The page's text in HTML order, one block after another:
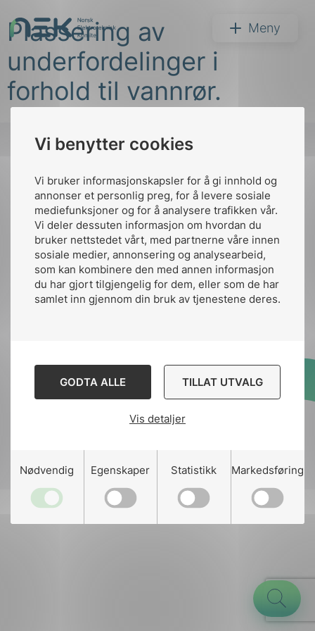
Vi benytter cookies
Vi bruker informasjonskapsler for å gi innhold og
annonser et personlig preg, for å levere sosiale
mediefunksjoner og for å analysere trafikken vår.
Vi deler dessuten informasjon om hvordan du
bruker nettstedet vårt, med partnerne våre innen
sosiale medier, annonsering og analysearbeid,
som kan kombinere den med annen informasjon
du har gjort tilgjengelig for dem, eller som de har
samlet inn gjennom din bruk av tjenestene deres.
GODTA ALLE TILLAT UTVALG
Vis detaljer
Nødvendig Egenskaper Statistikk Markedsføring
til
innhold
NEK Meny
Søk
Plassering av
underfordelinger i
forhold til vannrør.
Kontakt oss
Ansatte
nek@nek.no
Bruk av Cookies
Designed and developed
Til
toppen